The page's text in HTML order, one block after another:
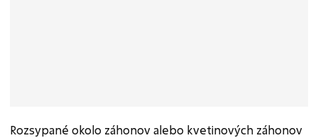
Rozsypané okolo záhonov alebo kvetinových záhonov